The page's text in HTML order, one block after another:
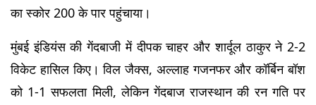
का स्कोर 200 के पार पहुंचाया।
मुंबई इंडियंस की गेंदबाजी में दीपक चाहर और शार्दूल ठाकुर ने 2-2
विकेट हासिल किए। विल जैक्स, अल्लाह गजनफर और कॉर्बिन बॉश
को 1-1 सफलता मिली, लेकिन गेंदबाज राजस्थान की रन गति पर